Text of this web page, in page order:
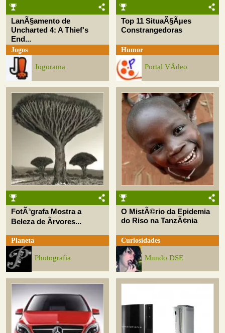
LanÃ§amento de
Uncharted 4: A Thief's
End...
Jogos
Jogorama
Top 11 SituaÃ§Ãµes
Constrangedoras
Humor
Portal VÃ­deo
FotÃ³grafa Mostra a
Beleza de Ãrvores...
Planeta
Photografia
O MistÃ©rio da Epidemia
do Riso na TanzÃ¢nia
Curiosidades
Mundo DSE